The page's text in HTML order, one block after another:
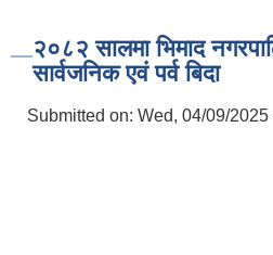
२०८२ सालमा भिमाद
सार्वजनिक एवं पर्व बिदा
Submitted on: Wed, 04/09/2025